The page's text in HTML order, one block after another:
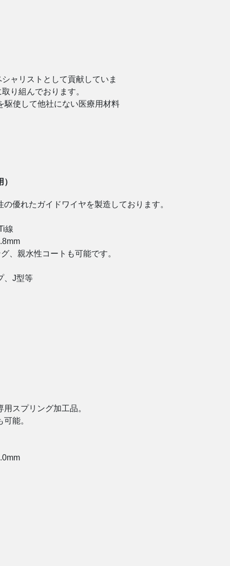
ャリストとして貢献していま
り組んでおります。
駆使して他社にない医療用材料
優れたガイドワイヤを製造しております。
線
、親水性コートも可能です。
、J型等
スプリング加工品。
能。